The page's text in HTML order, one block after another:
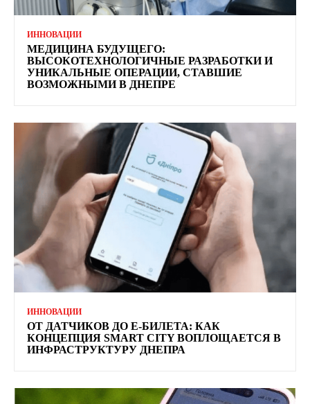
ИННОВАЦИИ
МЕДИЦИНА БУДУЩЕГО:
ВЫСОКОТЕХНОЛОГИЧНЫЕ РАЗРАБОТКИ И
УНИКАЛЬНЫЕ ОПЕРАЦИИ, СТАВШИЕ
ВОЗМОЖНЫМИ В ДНЕПРЕ
ИННОВАЦИИ
ОТ ДАТЧИКОВ ДО Е-БИЛЕТА: КАК
КОНЦЕПЦИЯ SMART CITY ВОПЛОЩАЕТСЯ В
ИНФРАСТРУКТУРУ ДНЕПРА